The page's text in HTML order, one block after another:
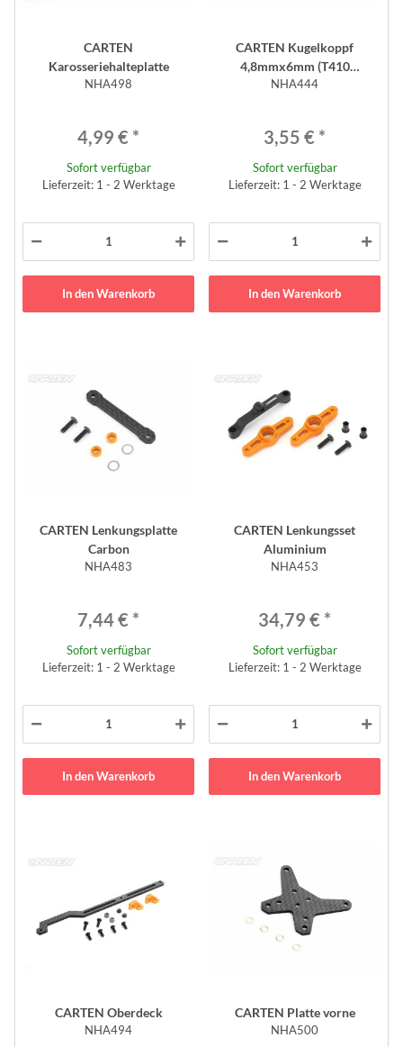
CARTEN
Karosseriehalteplatte
NHA498
4,99 € *
Sofort verfügbar
Lieferzeit: 1 - 2 Werktage
In den Warenkorb
CARTEN Kugelkoppf
4,8mmx6mm (T410
Querstabilisator)
NHA444
3,55 € *
Sofort verfügbar
Lieferzeit: 1 - 2 Werktage
In den Warenkorb
CARTEN Lenkungsplatte
Carbon
NHA483
7,44 € *
Sofort verfügbar
Lieferzeit: 1 - 2 Werktage
In den Warenkorb
CARTEN Lenkungsset
Aluminium
NHA453
34,79 € *
Sofort verfügbar
Lieferzeit: 1 - 2 Werktage
In den Warenkorb
CARTEN Oberdeck
NHA494
CARTEN Platte vorne
NHA500